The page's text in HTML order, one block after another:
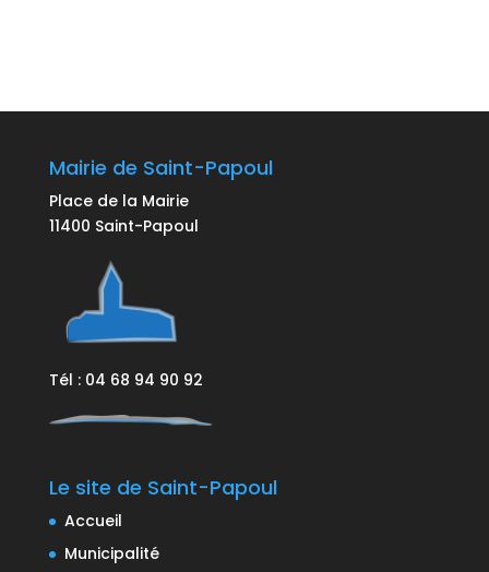
Mairie de Saint-Papoul
Place de la Mairie
11400 Saint-Papoul
Tél : 04 68 94 90 92
Le site de Saint-Papoul
Accueil
Municipalité